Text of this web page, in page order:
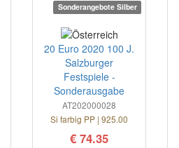
Sonderangebote Silber
20 Euro 2020 100 J.
Salzburger
Festspiele -
Sonderausgabe
AT202000028
Si farbig PP | 925.00
€ 74.35